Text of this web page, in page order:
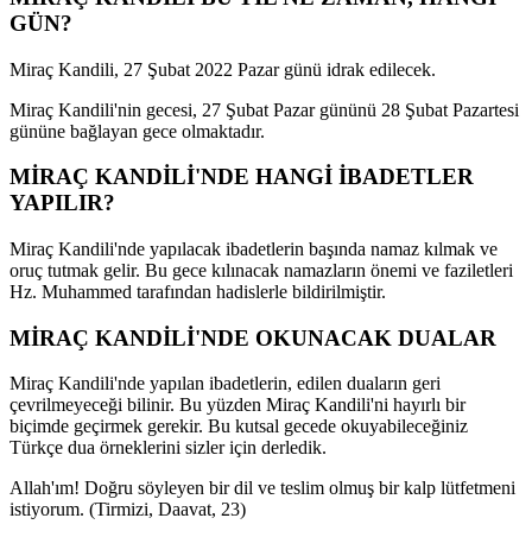
GÜN?
Miraç Kandili, 27 Şubat 2022 Pazar günü idrak edilecek.
Miraç Kandili'nin gecesi, 27 Şubat Pazar gününü 28 Şubat Pazartesi
gününe bağlayan gece olmaktadır.
MİRAÇ KANDİLİ'NDE HANGİ İBADETLER
YAPILIR?
Miraç Kandili'nde yapılacak ibadetlerin başında namaz kılmak ve
oruç tutmak gelir. Bu gece kılınacak namazların önemi ve faziletleri
Hz. Muhammed tarafından hadislerle bildirilmiştir.
MİRAÇ KANDİLİ'NDE OKUNACAK DUALAR
Miraç Kandili'nde yapılan ibadetlerin, edilen duaların geri
çevrilmeyeceği bilinir. Bu yüzden Miraç Kandili'ni hayırlı bir
biçimde geçirmek gerekir. Bu kutsal gecede okuyabileceğiniz
Türkçe dua örneklerini sizler için derledik.
Allah'ım! Doğru söyleyen bir dil ve teslim olmuş bir kalp lütfetmeni
istiyorum. (Tirmizi, Daavat, 23)